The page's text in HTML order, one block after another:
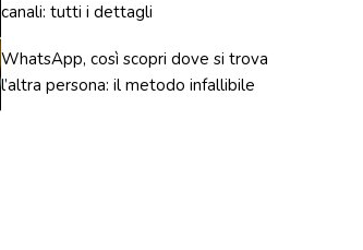
canali: tutti i dettagli
WhatsApp, così scopri dove si trova
l’altra persona: il metodo infallibile